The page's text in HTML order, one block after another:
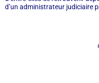
d’un administrateur judiciaire